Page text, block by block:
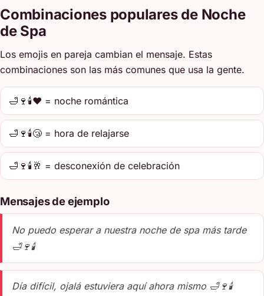
Combinaciones populares de Noche
de Spa
Los emojis en pareja cambian el mensaje. Estas
combinaciones son las más comunes que usa la gente.
🛁🍷🕯️❤️ = noche romántica
🛁🍷🕯️😴 = hora de relajarse
🛁🍷🕯️🥂 = desconexión de celebración
Mensajes de ejemplo
No puedo esperar a nuestra noche de spa más tarde
🛁🍷🕯️
Día difícil, ojalá estuviera aquí ahora mismo 🛁🍷🕯️